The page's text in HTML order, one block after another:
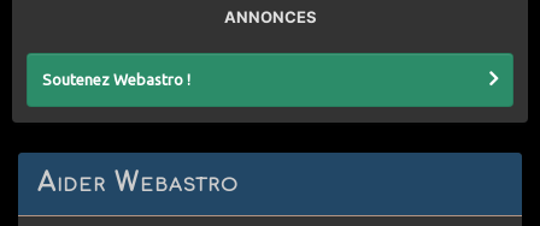
ANNONCES
Soutenez Webastro !
Aider Webastro